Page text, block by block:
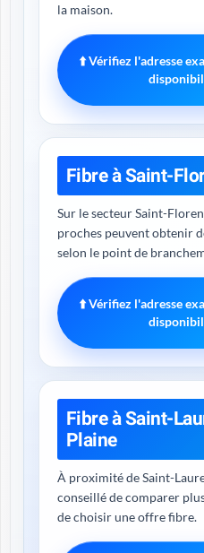
la maison.
⬆️ Vérifiez l'adresse
Fibre à Saint-
Sur le secteur Saint-
proches peuvent obtenir
selon le point de
⬆️ Vérifiez l'adresse
Fibre à Saint-
Plaine
À proximité de Saint-
conseillé de comparer
de choisir une offre fibre.